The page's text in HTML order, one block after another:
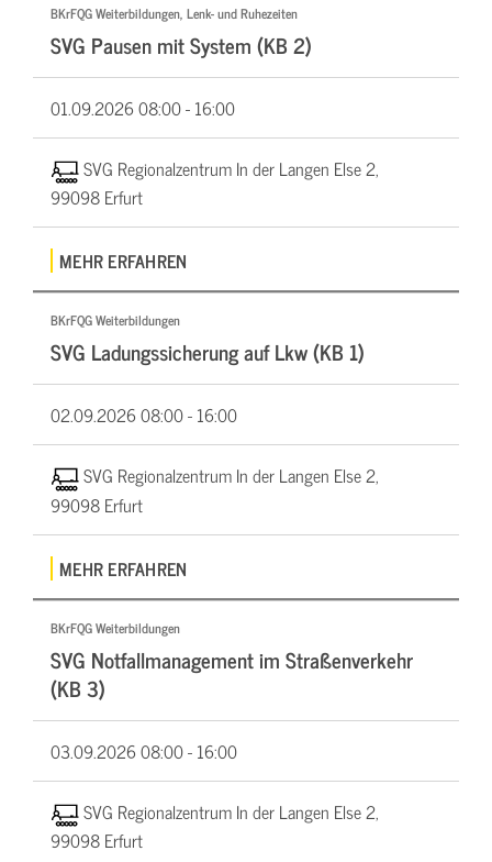
BKrFQG Weiterbildungen, Lenk- und Ruhezeiten
SVG Pausen mit System (KB 2)
01.09.202608:00 - 16:00
SVG Regionalzentrum In der Langen Else 2,
99098 Erfurt
MEHR ERFAHREN
BKrFQG Weiterbildungen
SVG Ladungssicherung auf Lkw (KB 1)
02.09.202608:00 - 16:00
SVG Regionalzentrum In der Langen Else 2,
99098 Erfurt
MEHR ERFAHREN
BKrFQG Weiterbildungen
SVG Notfallmanagement im Straßenverkehr
(KB 3)
03.09.202608:00 - 16:00
SVG Regionalzentrum In der Langen Else 2,
99098 Erfurt